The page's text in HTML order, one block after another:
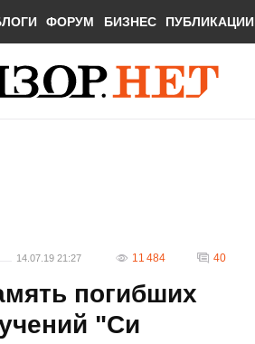
ФОРУМ БИЗНЕС ПУБЛИКАЦИИ
14.07.19 21:27 11 484 40
погибших
"Си